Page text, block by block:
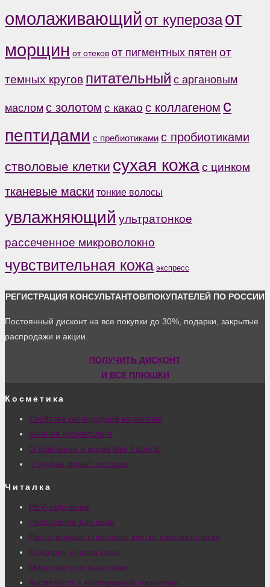
омолаживающий от куперозаот
морщин от отеков от пигментных пятен от
темных кругов питательный с аргановым
маслом с золотом с какао с коллагеном с
пептидами с пребиотиками с пробиотиками
стволовые клетки сухая кожас цинком
тканевые маски тонкие волосы
увлажняющий ультратонкое
рассеченное микроволокно
чувствительная кожа экспресс
РЕГИСТРАЦИЯ КОНСУЛЬТАНТОВ/ПОКУПАТЕЛЕЙ ПО РОССИИ
Постоянный дисконт на все покупки до 30%, подарки, закрытые
распродажи и акции.
ПОЛУЧИТЬ ДИСКОНТ
И ВСЕ ПЛЮШКИ
Косметика
Свойства кислородной косметики
Мнение косметолога
О Компании и косметике Faberlic
"Голубая кровь": история
Читалка
HEV-излучение
Расписание для кожи
Растительные стволовые клетки в косметологии
Глицерин и наша кожа
Миротамнус в косметике
Косметолог о кислородной косметике